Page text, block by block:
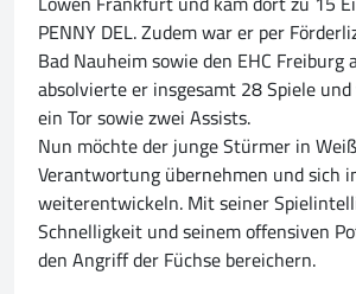
PENNY DEL. Zudem war er per
Bad Nauheim sowie den EHC Freiburg
absolvierte er insgesamt 28 Spiele
ein Tor sowie zwei Assists.
Nun möchte der junge Stürmer in
Verantwortung übernehmen und sich
weiterentwickeln. Mit seiner
Schnelligkeit und seinem offensiven
den Angriff der Füchse bereichern.